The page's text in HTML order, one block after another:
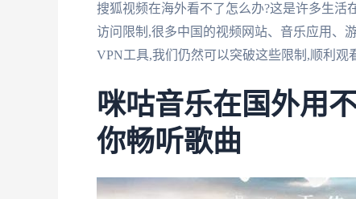
搜狐视频在海外看不了怎么办?这是许多生
访问限制,很多中国的视频网站、音乐应用、
VPN工具,我们仍然可以突破这些限制,顺利观
咪咕音乐在国外用
你畅听歌曲